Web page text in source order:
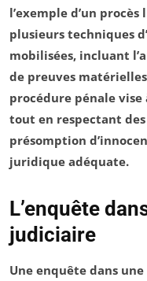
l’exemple d’un procès
plusieurs techniques
mobilisées, incluant
de preuves
procédure pénale
tout en respectant
présomption
juridique adéquate.
L’enquête
judiciaire
Une enquête dans